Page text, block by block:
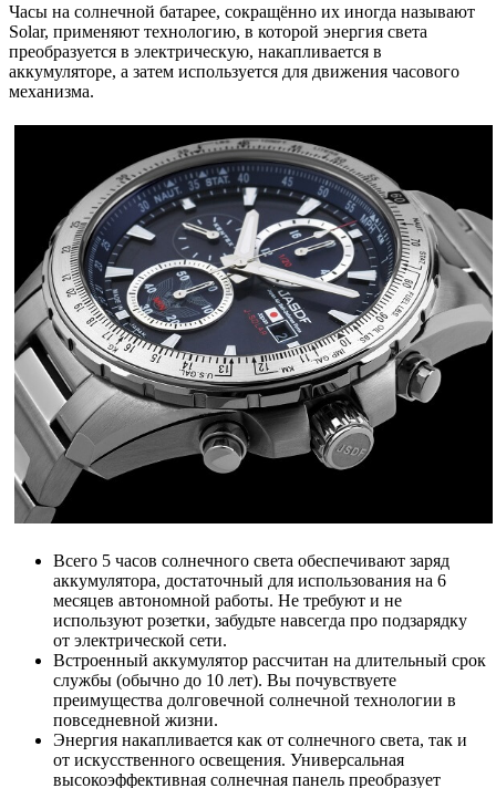
Часы на солнечной батарее, сокращённо их иногда называют
Solar, применяют технологию, в которой энергия света
преобразуется в электрическую, накапливается в
аккумуляторе, а затем используется для движения часового
механизма.
Всего 5 часов солнечного света обеспечивают заряд
аккумулятора, достаточный для использования на 6
месяцев автономной работы. Не требуют и не
используют розетки, забудьте навсегда про подзарядку
от электрической сети.
Встроенный аккумулятор рассчитан на длительный срок
службы (обычно до 10 лет). Вы почувствуете
преимущества долговечной солнечной технологии в
повседневной жизни.
Энергия накапливается как от солнечного света, так и
от искусственного освещения. Универсальная
высокоэффективная солнечная панель преобразует